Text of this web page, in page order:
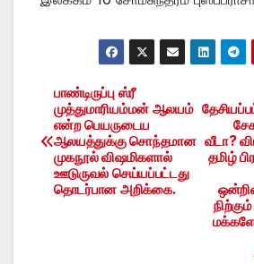
Post
navigation
வீடா?
தமிழ்
மக்களே
பாண்டிருப்பு ஸ்ரீ
முத்துமாரியம்மன் ஆலயம்
என்ற பெயருடைய
ஆலயத்துக்கு சொந்தமான
முகநூல் விஷமிகளால்
ஊடுருவல் செய்யப்பட்டது
தொடர்பான அறிக்கை.